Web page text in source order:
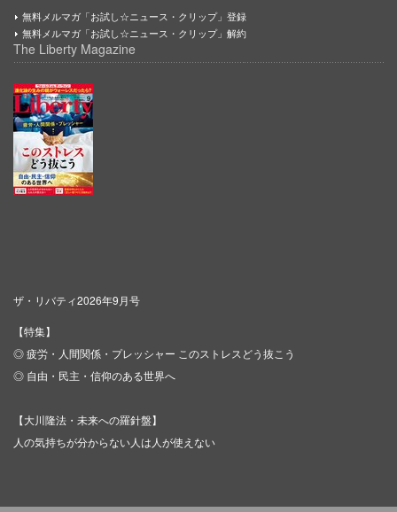
無料メルマガ「お試し☆ニュース・クリップ」登録
無料メルマガ「お試し☆ニュース・クリップ」解約
The Liberty Magazine
ザ・リバティ2026年9月号
【特集】
◎ 疲労・人間関係・プレッシャー このストレスどう抜こう
◎ 自由・民主・信仰のある世界へ
【大川隆法・未来への羅針盤】
人の気持ちが分からない人は人が使えない